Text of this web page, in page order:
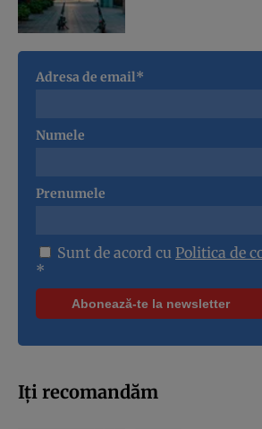
Adresa de email*
Numele
Prenumele
Sunt de acord cu Politica de
*
Iți recomandăm